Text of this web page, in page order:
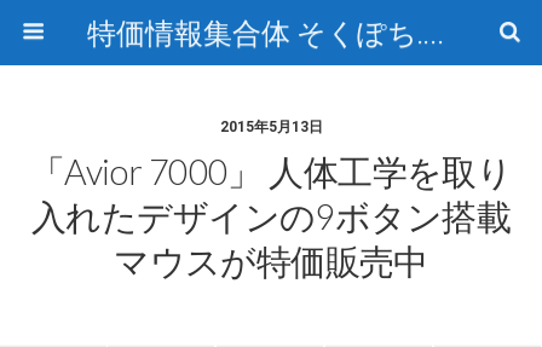
特価情報集合体 そくぽち.com
2015年5月13日
「Avior 7000」 人体工学を取り
入れたデザインの9ボタン搭載
マウスが特価販売中